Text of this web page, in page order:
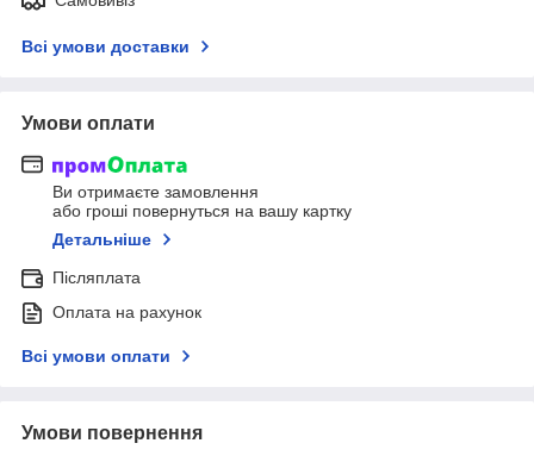
Всі умови доставки
Умови оплати
Ви отримаєте замовлення
або гроші повернуться на вашу картку
Детальніше
Післяплата
Оплата на рахунок
Всі умови оплати
Умови повернення